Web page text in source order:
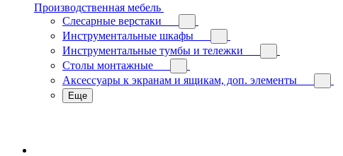
Производственная мебель
Слесарные верстаки
Инструментальные шкафы
Инструментальные тумбы и тележки
Столы монтажные
Аксессуары к экранам и ящикам, доп. элементы
Еще